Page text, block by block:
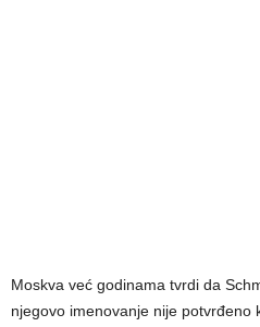
Moskva već godinama tvrdi da
njegovo imenovanje nije potvrđeno